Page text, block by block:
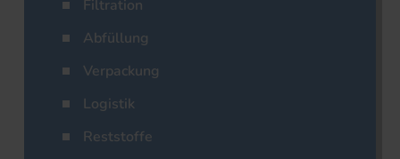
Filtration
Abfüllung
Verpackung
Logistik
Reststoffe